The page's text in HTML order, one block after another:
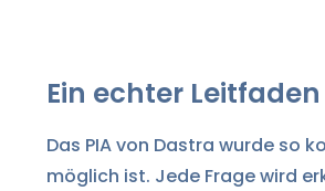
Ein echter Leitfaden
Das PIA von Dastra wurde so
möglich ist. Jede Frage wird